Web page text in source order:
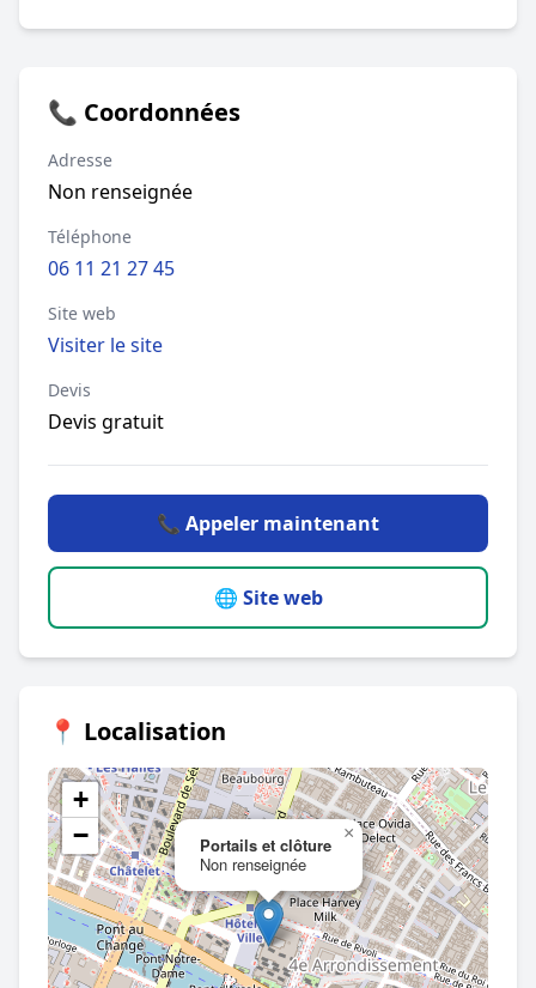
📞 Coordonnées
Adresse
Non renseignée
Téléphone
06 11 21 27 45
Site web
Visiter le site
Devis
Devis gratuit
📞 Appeler maintenant
🌐 Site web
📍 Localisation
Portails et clôture
Non renseignée
×
+
−